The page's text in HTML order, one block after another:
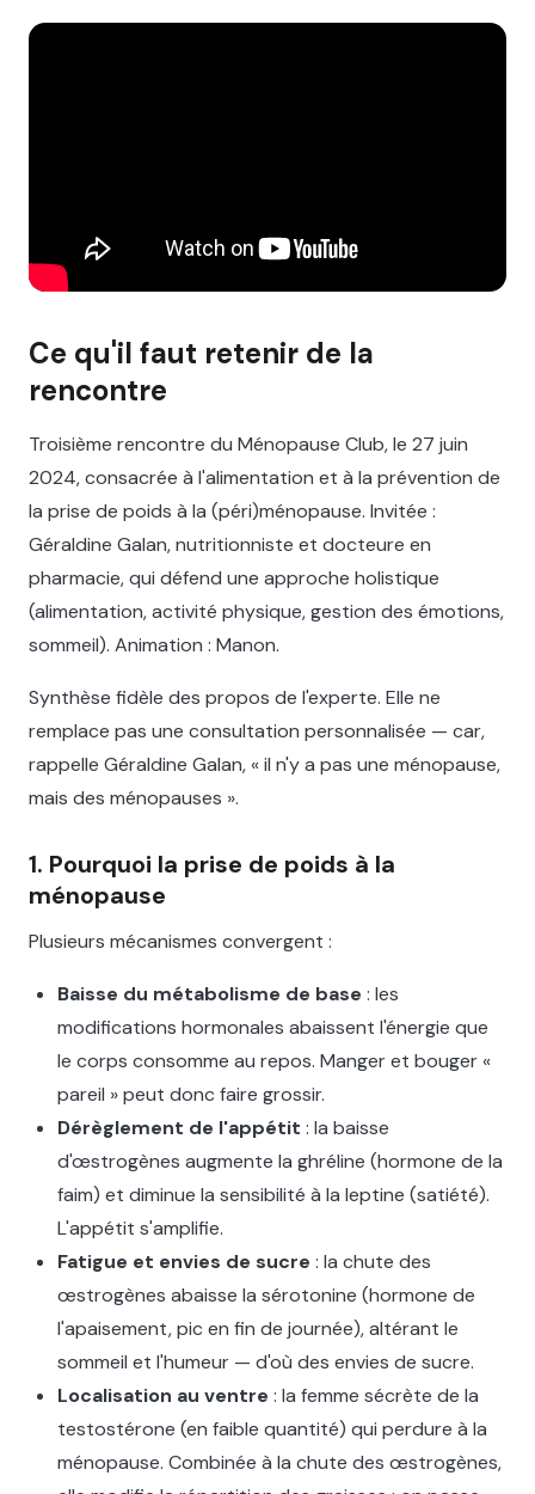
Ce qu'il faut retenir de la
rencontre
Troisième rencontre du Ménopause Club, le 27 juin
2024, consacrée à l'alimentation et à la prévention de
la prise de poids à la (péri)ménopause. Invitée :
Géraldine Galan, nutritionniste et docteure en
pharmacie, qui défend une approche holistique
(alimentation, activité physique, gestion des émotions,
sommeil). Animation : Manon.
Synthèse fidèle des propos de l'experte. Elle ne
remplace pas une consultation personnalisée — car,
rappelle Géraldine Galan, « il n'y a pas une ménopause,
mais des ménopauses ».
1. Pourquoi la prise de poids à la
ménopause
Plusieurs mécanismes convergent :
Baisse du métabolisme de base : les
modifications hormonales abaissent l'énergie que
le corps consomme au repos. Manger et bouger «
pareil » peut donc faire grossir.
Dérèglement de l'appétit : la baisse
d'œstrogènes augmente la ghréline (hormone de la
faim) et diminue la sensibilité à la leptine (satiété).
L'appétit s'amplifie.
Fatigue et envies de sucre : la chute des
œstrogènes abaisse la sérotonine (hormone de
l'apaisement, pic en fin de journée), altérant le
sommeil et l'humeur — d'où des envies de sucre.
Localisation au ventre : la femme sécrète de la
testostérone (en faible quantité) qui perdure à la
ménopause. Combinée à la chute des œstrogènes,